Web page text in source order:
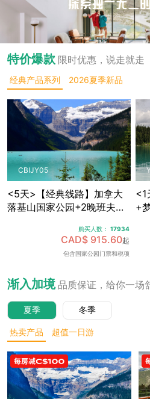
特价爆款 限时优惠，说走就走
经典产品系列 2026夏季新品
CBIJY05
<5天>【经典线路】加拿大
落基山国家公园+2晚班夫镇
园，露易丝湖纯玩跟团游，
可加订百年费尔蒙班夫温泉
酒店内午餐，升级美食体
购买人数：17934
CAD$ 915.60起
包含国家公园门票和税项
<1
+
渐入加境 品质保证，给你一场
夏季 冬季
热卖产品 超值一日游